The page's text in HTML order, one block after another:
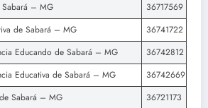
Sabará – MG
36717569
de Sabará – MG
36741722
Educando de Sabará – MG
36742812
Educativa de Sabará – MG
36742669
Sabará – MG
36721173